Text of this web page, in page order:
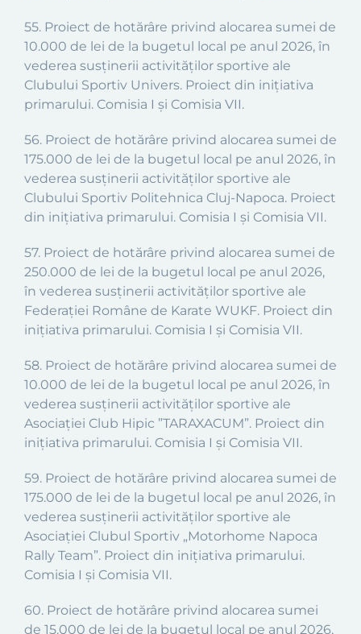
55. Proiect de hotărâre privind alocarea sumei de
10.000 de lei de la bugetul local pe anul 2026, în
vederea susținerii activităților sportive ale
Clubului Sportiv Univers. Proiect din inițiativa
primarului. Comisia I și Comisia VII.
56. Proiect de hotărâre privind alocarea sumei de
175.000 de lei de la bugetul local pe anul 2026, în
vederea susținerii activităților sportive ale
Clubului Sportiv Politehnica Cluj-Napoca. Proiect
din inițiativa primarului. Comisia I și Comisia VII.
57. Proiect de hotărâre privind alocarea sumei de
250.000 de lei de la bugetul local pe anul 2026,
în vederea susținerii activităților sportive ale
Federației Române de Karate WUKF. Proiect din
inițiativa primarului. Comisia I și Comisia VII.
58. Proiect de hotărâre privind alocarea sumei de
10.000 de lei de la bugetul local pe anul 2026, în
vederea susținerii activităților sportive ale
Asociației Club Hipic ”TARAXACUM”. Proiect din
inițiativa primarului. Comisia I și Comisia VII.
59. Proiect de hotărâre privind alocarea sumei de
175.000 de lei de la bugetul local pe anul 2026, în
vederea susținerii activităților sportive ale
Asociației Clubul Sportiv „Motorhome Napoca
Rally Team”. Proiect din inițiativa primarului.
Comisia I și Comisia VII.
60. Proiect de hotărâre privind alocarea sumei
de 15.000 de lei de la bugetul local pe anul 2026,